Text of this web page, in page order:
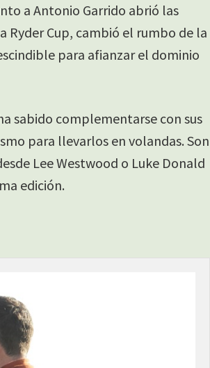
a Antonio Garrido abrió las
Ryder Cup, cambió el rumbo de la
para afianzar el dominio
sabido complementarse con sus
para llevarlos en volandas. Son
Lee Westwood o Luke Donald
edición.